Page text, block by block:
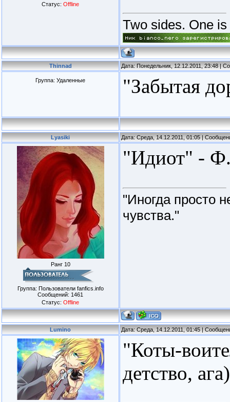
Статус: Offline
Two sides. One
Thinnad Дата: Понедельник, 12.12.2011, 23:48 |
Группа: Удаленные "Забытая
Lyasiki Дата: Среда, 14.12.2011, 01:05 |
Ранг 10
Группа: Пользователи fanfics.info
Сообщений: 1461
Статус: Offline
"Идиот" -
"Иногда просто
чувства."
Lumino Дата: Среда, 14.12.2011, 01:45 |
"Коты-
детство,